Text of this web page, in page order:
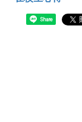
Share